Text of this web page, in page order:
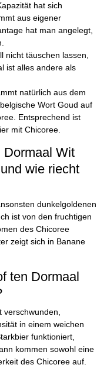
hat sich
aus eigener
hat man angelegt,
nicht täuschen lassen,
ist alles andere als
natürlich aus dem
Wort Goud auf
Entsprechend ist
mit Chicoree.
Dormaal Wit
wie riecht
dunkelgoldenen
ist von den fruchtigen
des Chicoree
zeigt sich in Banane
ten Dormaal
verschwunden,
in einem weichen
funktioniert,
kommen sowohl eine
des Chicoree auf.